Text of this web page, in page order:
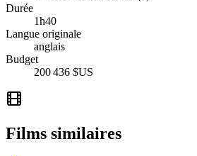
Durée
1h40
Langue originale
anglais
Budget
200 436 $US
Films similaires